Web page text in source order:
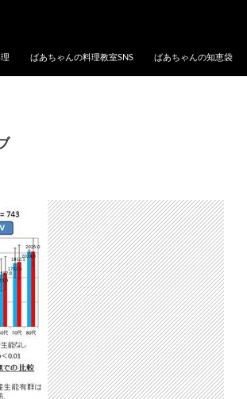
ばあちゃんの料理教室SNS ばあちゃんの知恵袋